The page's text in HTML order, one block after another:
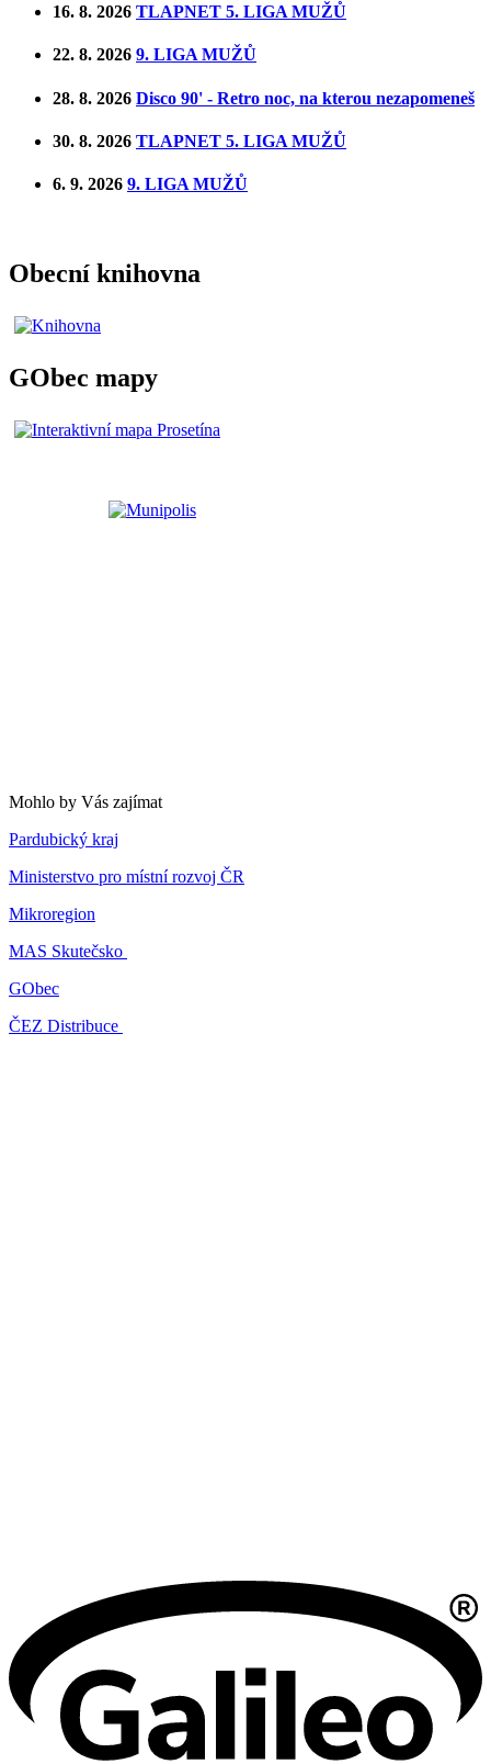
16. 8. 2026 TLAPNET 5. LIGA MUŽŮ
22. 8. 2026 9. LIGA MUŽŮ
28. 8. 2026 Disco 90' - Retro noc, na kterou nezapomeneš
30. 8. 2026 TLAPNET 5. LIGA MUŽŮ
6. 9. 2026 9. LIGA MUŽŮ
Obecní knihovna
GObec mapy
Mohlo by Vás zajímat
Pardubický kraj
Ministerstvo pro místní rozvoj ČR
Mikroregion
MAS Skutečsko
GObec
ČEZ Distribuce